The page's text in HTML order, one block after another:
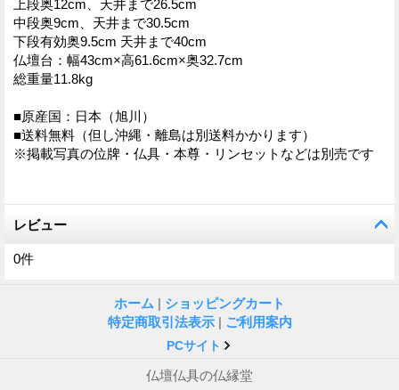
上段奥12cm、天井まで26.5cm
中段奥9cm、天井まで30.5cm
下段有効奥9.5cm 天井まで40cm
仏壇台：幅43cm×高61.6cm×奥32.7cm
総重量11.8kg
■原産国：日本（旭川）
■送料無料（但し沖縄・離島は別送料かかります）
※掲載写真の位牌・仏具・本尊・リンセットなどは別売です
レビュー
0件
ホーム | ショッピングカート
特定商取引法表示 | ご利用案内
PCサイト
仏壇仏具の仏縁堂